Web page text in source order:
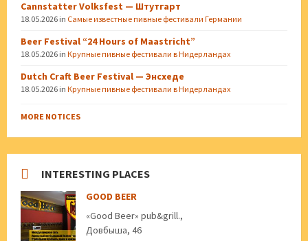
Cannstatter Volksfest — Штутгарт
18.05.2026 in Самые известные пивные фестивали Германии
Beer Festival “24 Hours of Maastricht”
18.05.2026 in Крупные пивные фестивали в Нидерландах
Dutch Craft Beer Festival — Энсхеде
18.05.2026 in Крупные пивные фестивали в Нидерландах
MORE NOTICES
INTERESTING PLACES
GOOD BEER
«Good Beer» pub&grill.,
Довбыша, 46